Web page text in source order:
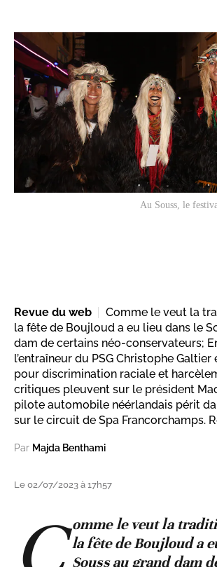
Au Souss, le
Revue du web
Comme le veut la
la fête de Boujloud a eu lieu dans le
dam de certains néo-conservateurs;
l’entraîneur du PSG Christophe Galtier
pour discrimination raciale et
critiques pleuvent sur le président
pilote automobile néérlandais périt
sur le circuit de Spa Francorchamps.
Par Majda Benthami
Le 02/07/2023 à 17h57
omme le veut la
la fête de Boujloud a
Souss au grand dam